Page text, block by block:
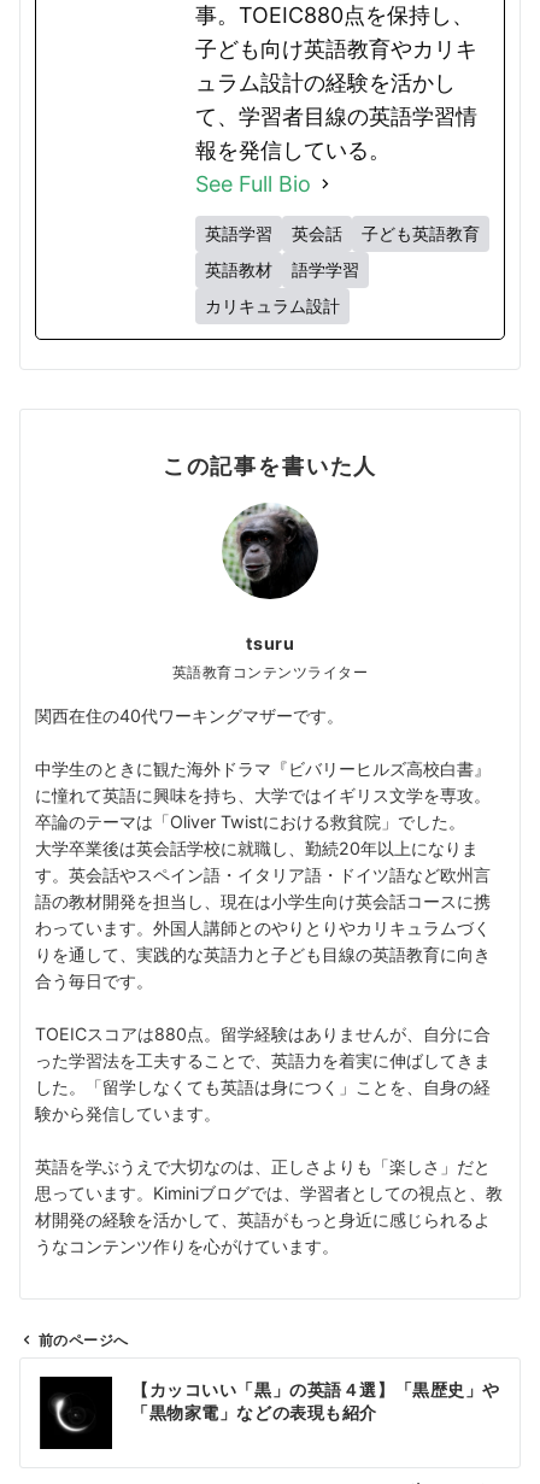
事。TOEIC880点を保持し、
子ども向け英語教育やカリキ
ュラム設計の経験を活かし
て、学習者目線の英語学習情
報を発信している。
See Full Bio
英語学習 英会話
子ども英語教育
英語教材
語学学習
カリキュラム設計
この記事を書いた人
tsuru
英語教育コンテンツライター
関西在住の40代ワーキングマザーです。
中学生のときに観た海外ドラマ『ビバリーヒルズ高校白書』
に憧れて英語に興味を持ち、大学ではイギリス文学を専攻。
卒論のテーマは「Oliver Twistにおける救貧院」でした。
大学卒業後は英会話学校に就職し、勤続20年以上になりま
す。英会話やスペイン語・イタリア語・ドイツ語など欧州言
語の教材開発を担当し、現在は小学生向け英会話コースに携
わっています。外国人講師とのやりとりやカリキュラムづく
りを通して、実践的な英語力と子ども目線の英語教育に向き
合う毎日です。
TOEICスコアは880点。留学経験はありませんが、自分に合
った学習法を工夫することで、英語力を着実に伸ばしてきま
した。「留学しなくても英語は身につく」ことを、自身の経
験から発信しています。
英語を学ぶうえで大切なのは、正しさよりも「楽しさ」だと
思っています。Kiminiブログでは、学習者としての視点と、教
材開発の経験を活かして、英語がもっと身近に感じられるよ
うなコンテンツ作りを心がけています。
前のページへ
【カッコいい「黒」の英語４選】「黒歴史」や
「黒物家電」などの表現も紹介